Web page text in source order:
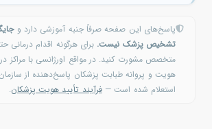
پاسخ‌های این صفحه صرفاً جنبه آموزشی دارد و
تشخیص پزشک نیست. برای هرگونه اقدام درمانی
متخصص مشورت کنید. در مواقع اورژانسی با مراکز
هویت و پروانه طبابت پزشکان پاسخ‌دهنده از
استعلام شده است —فرآیند تأیید هویت پزشکان.